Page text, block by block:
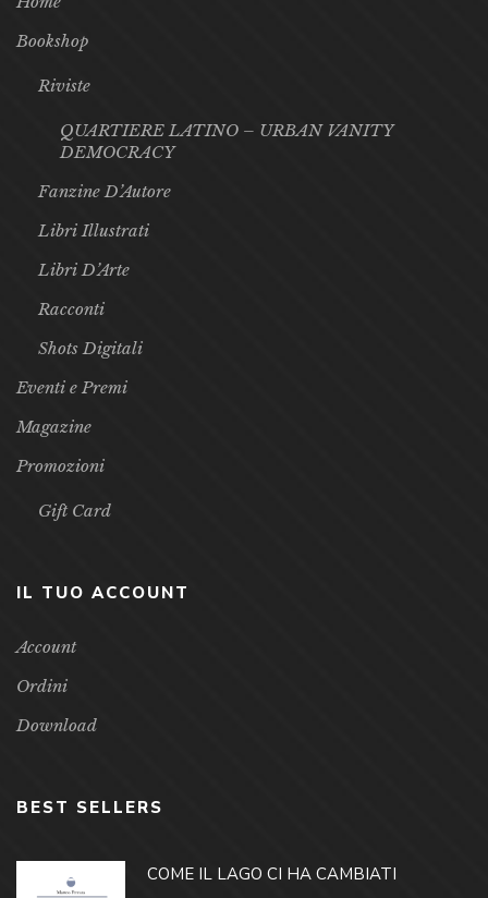
Bookshop
Riviste
QUARTIERE LATINO – URBAN VANITY
DEMOCRACY
Fanzine D’Autore
Libri Illustrati
Libri D’Arte
Racconti
Shots Digitali
Eventi e Premi
Magazine
Promozioni
Gift Card
IL TUO ACCOUNT
Account
Ordini
Download
BEST SELLERS
COME IL LAGO CI HA CAMBIATI